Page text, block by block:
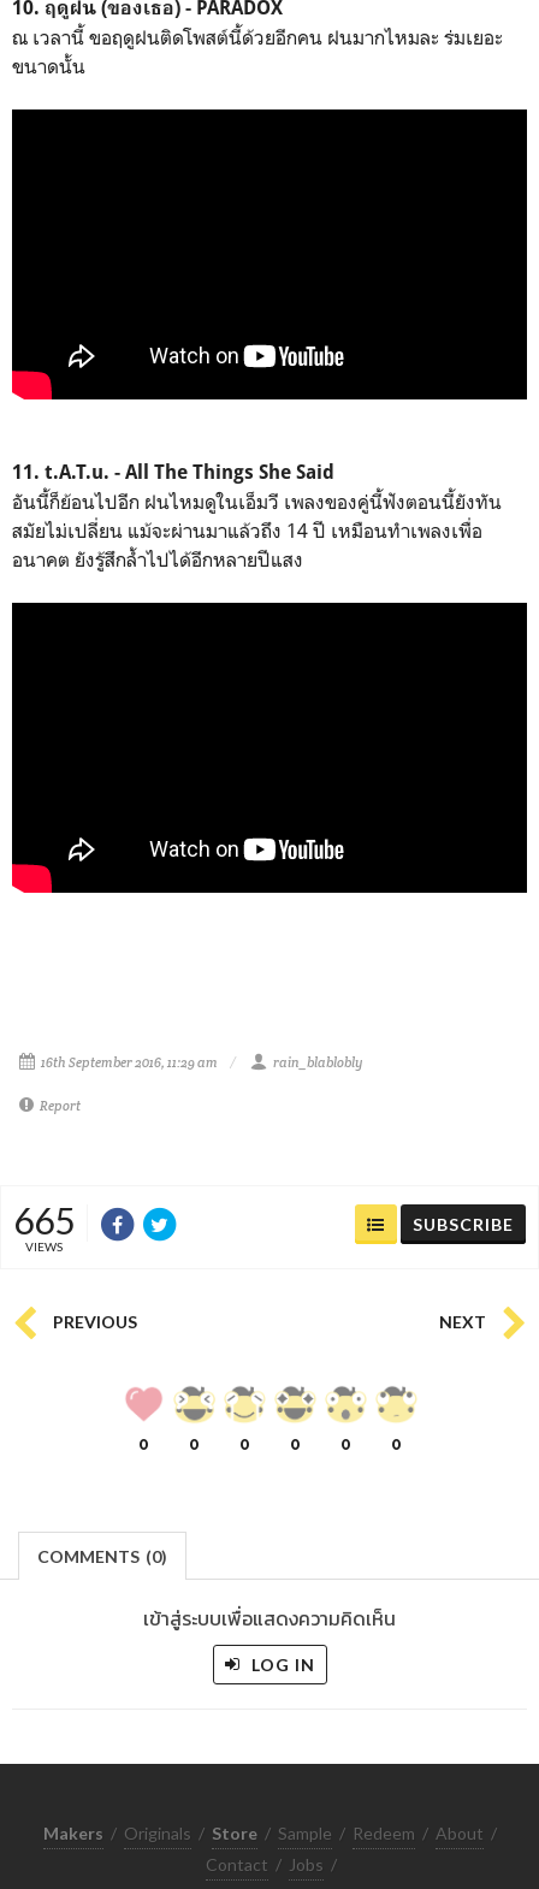
10. ฤดูฝน (ของเธอ) - PARADOX
ณ เวลานี้ ขอฤดูฝนติดโพสต์นี้ด้วยอีกคน ฝนมากไหมละ ร่มเยอะ
ขนาดนั้น
11. t.A.T.u. - All The Things She Said
อันนี้ก็ย้อนไปอีก ฝนไหมดูในเอ็มวี เพลงของคู่นี้ฟังตอนนี้ยังทัน
สมัยไม่เปลี่ยน แม้จะผ่านมาแล้วถึง 14 ปี เหมือนทำเพลงเพื่อ
อนาคต ยังรู้สึกล้ำไปได้อีกหลายปีแสง
16th September 2016, 11:29 am rain_blablobly
Report
665
VIEWS
SUBSCRIBE
PREVIOUS NEXT
0 0 0 0 0 0
COMMENTS (0)
เข้าสู่ระบบเพื่อแสดงความคิดเห็น
LOG IN
Makers / Originals / Store / Sample / Redeem / About /
Contact / Jobs /